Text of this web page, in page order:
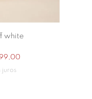
white
,00
juros